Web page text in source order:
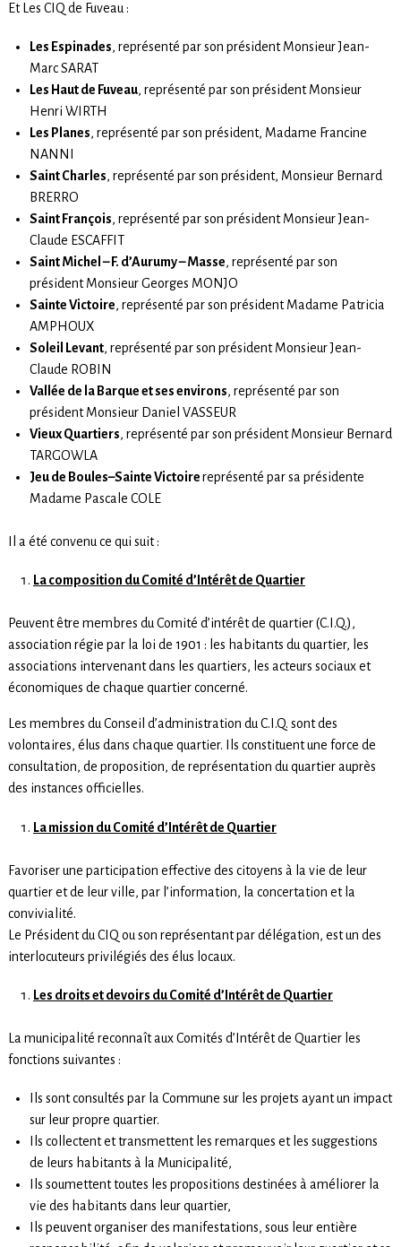
Et Les CIQ de Fuveau :
Les Espinades, représenté par son président Monsieur Jean-
Marc SARAT
Les Haut de Fuveau, représenté par son président Monsieur
Henri WIRTH
Les Planes, représenté par son président, Madame Francine
NANNI
Saint Charles, représenté par son président, Monsieur Bernard
BRERRO
Saint François, représenté par son président Monsieur Jean-
Claude ESCAFFIT
Saint Michel – F. d’Aurumy – Masse, représenté par son
président Monsieur Georges MONJO
Sainte Victoire, représenté par son président Madame Patricia
AMPHOUX
Soleil Levant, représenté par son président Monsieur Jean-
Claude ROBIN
Vallée de la Barque et ses environs, représenté par son
président Monsieur Daniel VASSEUR
Vieux Quartiers, représenté par son président Monsieur Bernard
TARGOWLA
Jeu de Boules–Sainte Victoirereprésenté par sa présidente
Madame Pascale COLE
Il a été convenu ce qui suit :
La composition du Comité d’Intérêt de Quartier
Peuvent être membres du Comité d’intérêt de quartier (C.I.Q.),
association régie par la loi de 1901 : les habitants du quartier, les
associations intervenant dans les quartiers, les acteurs sociaux et
économiques de chaque quartier concerné.
Les membres du Conseil d’administration du C.I.Q. sont des
volontaires, élus dans chaque quartier. Ils constituent une force de
consultation, de proposition, de représentation du quartier auprès
des instances officielles.
La mission du Comité d’Intérêt de Quartier
Favoriser une participation effective des citoyens à la vie de leur
quartier et de leur ville, par l’information, la concertation et la
convivialité.
Le Président du CIQ ou son représentant par délégation, est un des
interlocuteurs privilégiés des élus locaux.
Les droits et devoirs du Comité d’Intérêt de Quartier
La municipalité reconnaît aux Comités d’Intérêt de Quartier les
fonctions suivantes :
Ils sont consultés par la Commune sur les projets ayant un impact
sur leur propre quartier.
Ils collectent et transmettent les remarques et les suggestions
de leurs habitants à la Municipalité,
Ils soumettent toutes les propositions destinées à améliorer la
vie des habitants dans leur quartier,
Ils peuvent organiser des manifestations, sous leur entière